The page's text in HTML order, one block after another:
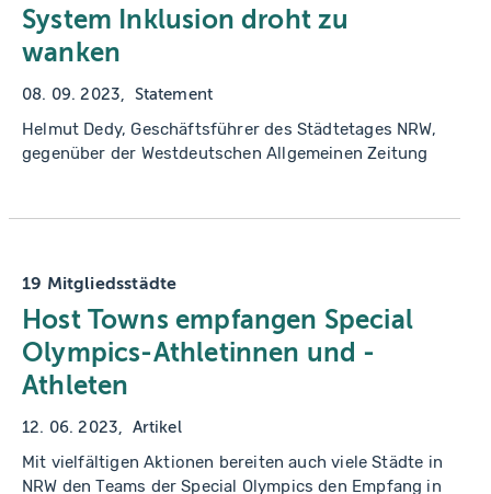
System Inklusion droht zu
wanken
08. 09. 2023 Statement
Helmut Dedy, Geschäftsführer des Städtetages NRW,
gegenüber der Westdeutschen Allgemeinen Zeitung
19 Mitgliedsstädte
Host Towns empfangen Special
Olympics-Athletinnen und -
Athleten
12. 06. 2023 Artikel
Mit vielfältigen Aktionen bereiten auch viele Städte in
NRW den Teams der Special Olympics den Empfang in